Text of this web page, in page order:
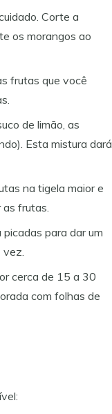
Corte a
os morangos ao
frutas que você
de limão, as
Esta mistura dará
na tigela maior e
frutas.
para dar um
cerca de 15 a 30
com folhas de